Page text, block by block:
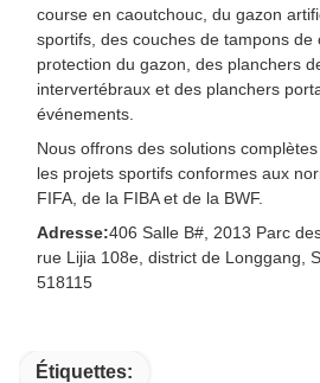
course en caoutchouc, du gazon
sportifs, des couches de tampons de
protection du gazon, des planchers
intervertébraux et des planchers
événements.
Nous offrons des solutions
les projets sportifs conformes aux
FIFA, de la FIBA et de la BWF.
Adresse:406 Salle B#, 2013 Parc
rue Lijia 108e, district de Longgang,
518115
Étiquettes: